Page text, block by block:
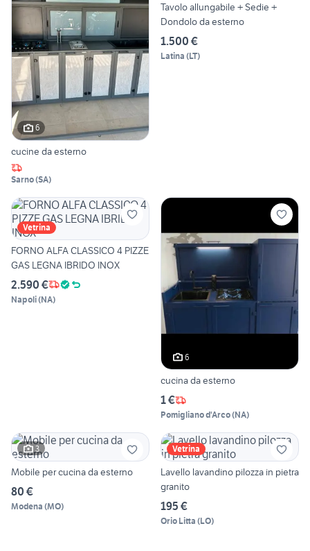
6
cucine da esterno
Sarno(SA)
Tavolo allungabile + Sedie +
Dondolo da esterno
1.500 €
Latina (LT)
Vetrina
FORNO ALFA CLASSICO 4 PIZZE
GAS LEGNA IBRIDO INOX
2.590 €
Napoli(NA)
6
cucina da esterno
1 €
Pomigliano d'Arco(NA)
3
Mobile per cucina da esterno
80 €
Modena (MO)
Vetrina
Lavello lavandino pilozza in pietra
granito
195 €
Orio Litta (LO)